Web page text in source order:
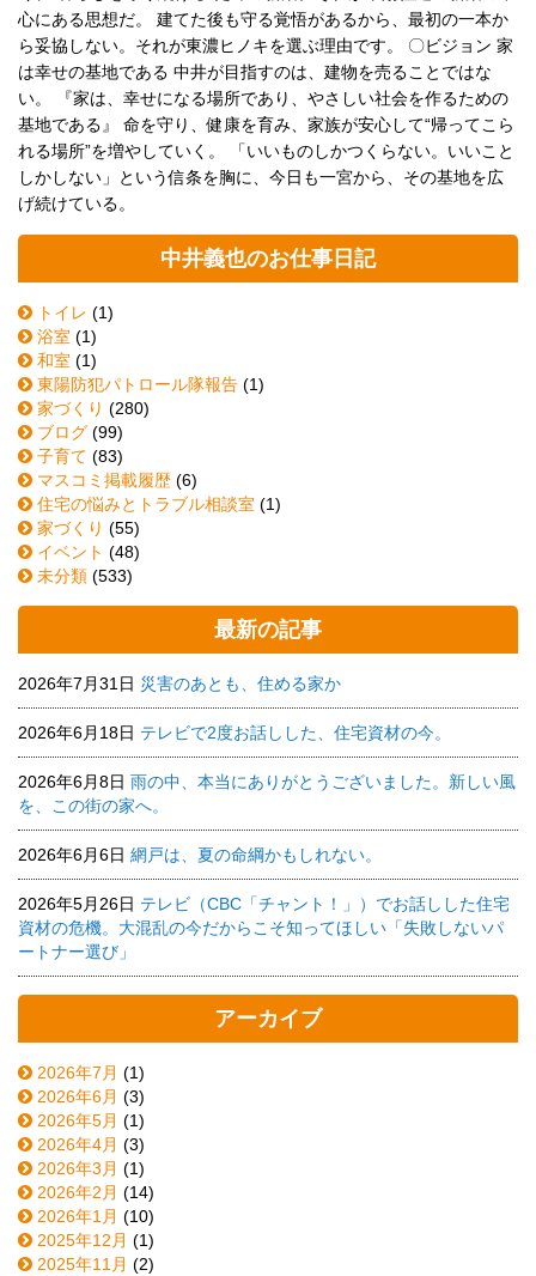
心にある思想だ。 建てた後も守る覚悟があるから、最初の一本か
ら妥協しない。それが東濃ヒノキを選ぶ理由です。 〇ビジョン 家
は幸せの基地である 中井が目指すのは、建物を売ることではな
い。 『家は、幸せになる場所であり、やさしい社会を作るための
基地である』 命を守り、健康を育み、家族が安心して“帰ってこら
れる場所”を増やしていく。 「いいものしかつくらない。いいこと
しかしない」という信条を胸に、今日も一宮から、その基地を広
げ続けている。
中井義也のお仕事日記
トイレ (1)
浴室 (1)
和室 (1)
東陽防犯パトロール隊報告 (1)
家づくり (280)
ブログ (99)
子育て (83)
マスコミ掲載履歴 (6)
住宅の悩みとトラブル相談室 (1)
家づくり (55)
イベント (48)
未分類 (533)
最新の記事
2026年7月31日 災害のあとも、住める家か
2026年6月18日 テレビで2度お話しした、住宅資材の今。
2026年6月8日 雨の中、本当にありがとうございました。新しい風
を、この街の家へ。
2026年6月6日 網戸は、夏の命綱かもしれない。
2026年5月26日 テレビ（CBC「チャント！」）でお話しした住宅
資材の危機。大混乱の今だからこそ知ってほしい「失敗しないパ
ートナー選び」
アーカイブ
2026年7月 (1)
2026年6月 (3)
2026年5月 (1)
2026年4月 (3)
2026年3月 (1)
2026年2月 (14)
2026年1月 (10)
2025年12月 (1)
2025年11月 (2)